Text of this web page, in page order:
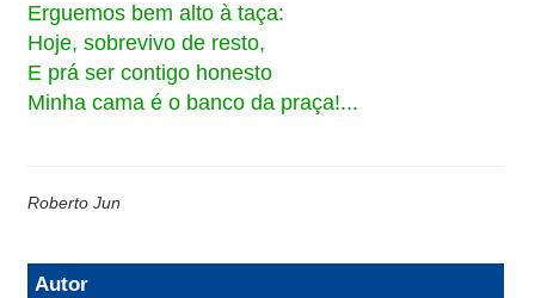
Erguemos bem alto à taça:
Hoje, sobrevivo de resto,
E prá ser contigo honesto
Minha cama é o banco da praça!...
Roberto Jun
Autor